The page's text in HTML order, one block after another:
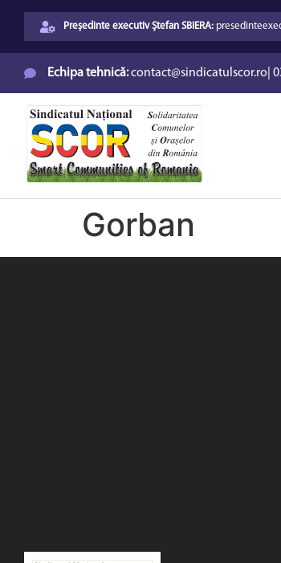
Președinte executiv Ștefan SBIERA:
Echipa tehnică:contact@sindicatulscor.ro
Gorban